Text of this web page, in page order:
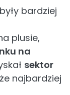
bardziej
plusie,
na
sektor
najbardziej